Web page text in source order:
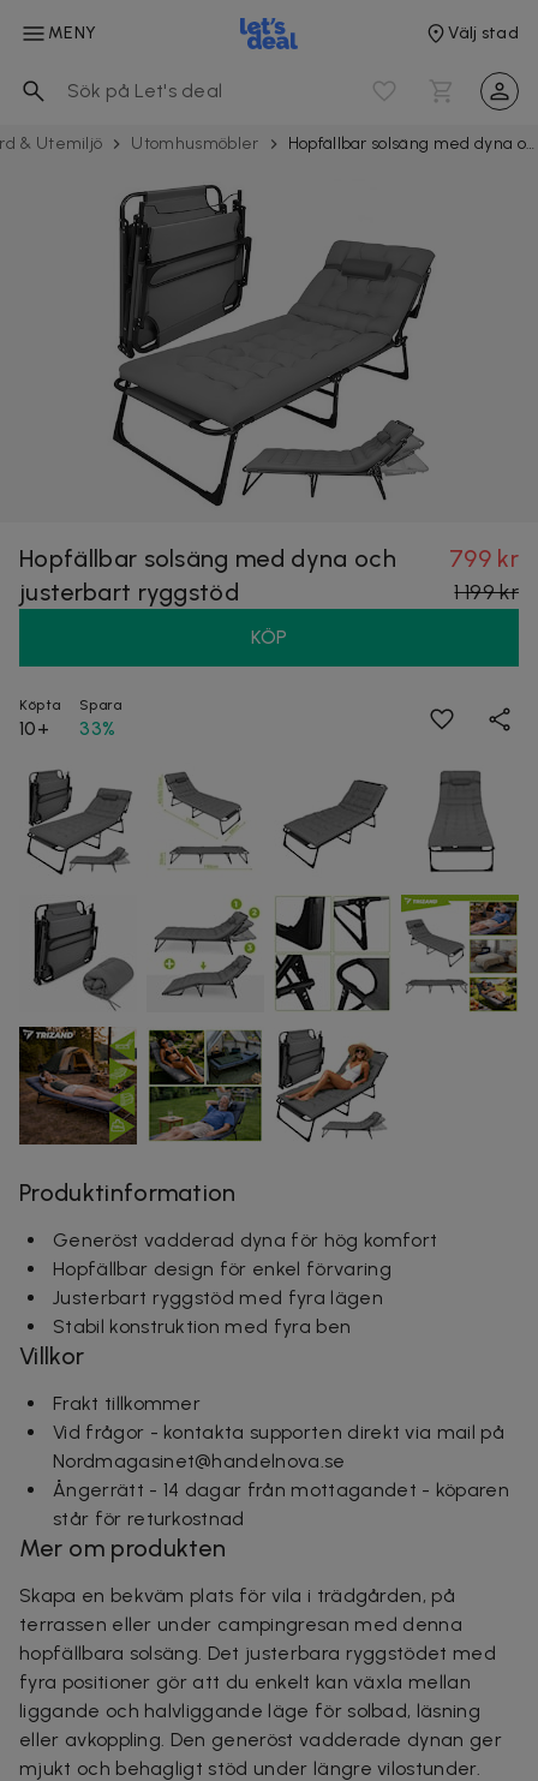
MENY Välj stad
& Utemiljö Utomhusmöbler Hopfällbar solsäng med dyna och justerbart ryggstöd
Hopfällbar solsäng med dyna och
justerbart ryggstöd
799 kr
1 199 kr
KÖP
Köpta
10+
Spara
33%
Produktinformation
Generöst vadderad dyna för hög komfort
Hopfällbar design för enkel förvaring
Justerbart ryggstöd med fyra lägen
Stabil konstruktion med fyra ben
Villkor
Frakt tillkommer
Vid frågor - kontakta supporten direkt via mail på
Nordmagasinet@handelnova.se
Ångerrätt - 14 dagar från mottagandet - köparen
står för returkostnad
Mer om produkten
Skapa en bekväm plats för vila i trädgården, på
terrassen eller under campingresan med denna
hopfällbara solsäng. Det justerbara ryggstödet med
fyra positioner gör att du enkelt kan växla mellan
liggande och halvliggande läge för solbad, läsning
eller avkoppling. Den generöst vadderade dynan ger
mjukt och behagligt stöd under längre vilostunder.